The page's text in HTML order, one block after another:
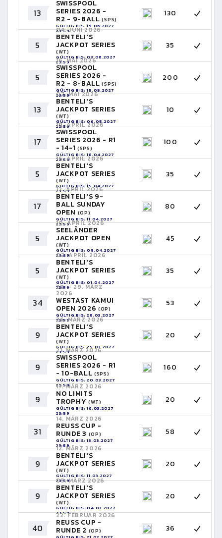
13
SWISSPOOL
SERIES 2026 -
R2 - 9-BALL(SPS)
GÜLTIG BIS: 19.06.2027
23:59
130
5
04. JUNI 2026
BENTELI'S
JACKPOT SERIES
(WT)
GÜLTIG BIS: 03.06.2027
23:59
35
5
16. MAI 2026
SWISSPOOL
SERIES 2026 -
R2 - 8-BALL(SPS)
GÜLTIG BIS: 15.05.2027
23:59
200
13
07. MAI 2026
BENTELI'S
JACKPOT SERIES
(WT)
GÜLTIG BIS: 06.05.2027
23:59
10
17
19. APRIL 2026
SWISSPOOL
SERIES 2026 - R1
- 14-1 (SPS)
GÜLTIG BIS: 18.04.2027
23:59
100
5
16. APRIL 2026
BENTELI'S
JACKPOT SERIES
(WT)
GÜLTIG BIS: 15.04.2027
23:59
35
17
12. APRIL 2026
BENTELI'S 9-
BALL SUNDAY
OPEN (OP)
GÜLTIG BIS: 11.04.2027
23:59
80
5
10. APRIL 2026
SEELÄNDER
JACKPOT OPEN
(WT)
GÜLTIG BIS: 09.04.2027
23:59
45
5
02. APRIL 2026
BENTELI'S
JACKPOT SERIES
(WT)
GÜLTIG BIS: 01.04.2027
23:59
35
34
28. - 29. MÄRZ
2026
WESTAST KAMUI
OPEN 2026 (OP)
GÜLTIG BIS: 28.03.2027
23:59
53
9
26. MÄRZ 2026
BENTELI'S
JACKPOT SERIES
(WT)
GÜLTIG BIS: 25.03.2027
23:59
20
9
21. MÄRZ 2026
SWISSPOOL
SERIES 2026 - R1
- 10-BALL (SPS)
GÜLTIG BIS: 20.03.2027
23:59
160
9
17. MÄRZ 2026
NO LIMITS
TROPHY (WT)
GÜLTIG BIS: 16.03.2027
23:59
20
31
14. MÄRZ 2026
REUSS CUP -
RUNDE 3 (OP)
GÜLTIG BIS: 13.03.2027
23:59
58
9
12. MÄRZ 2026
BENTELI'S
JACKPOT SERIES
(WT)
GÜLTIG BIS: 11.03.2027
23:59
20
9
05. MÄRZ 2026
BENTELI'S
JACKPOT SERIES
(WT)
GÜLTIG BIS: 04.03.2027
23:59
20
40
22. FEBRUAR 2026
REUSS CUP -
RUNDE 2 (OP) 36